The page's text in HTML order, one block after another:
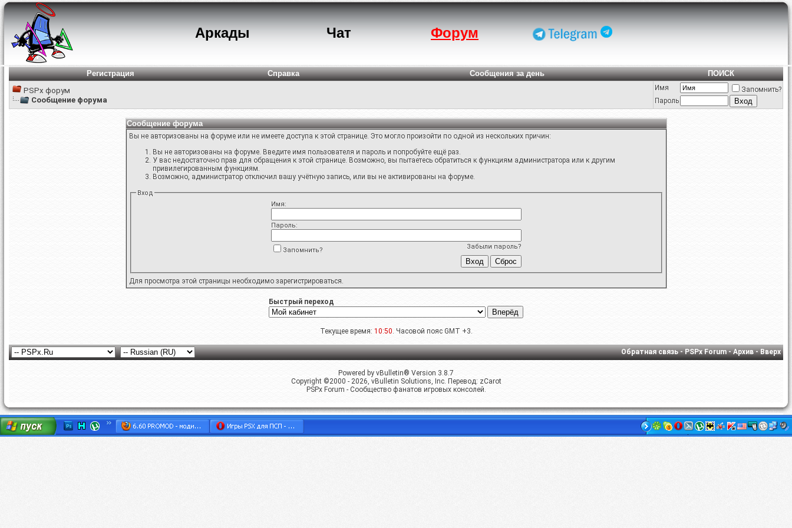
Аркады Чат Форум
Регистрация Справка Сообщения за день
ПОИСК
PSPx форум
Сообщение форума
Имя
Запомнить?
Пароль
Сообщение форума
Вы не авторизованы на форуме или не имеете доступа к этой странице. Это могло произойти по одной из нескольких причин:
Вы не авторизованы на форуме. Введите имя пользователя и пароль и попробуйте ещё раз.
У вас недостаточно прав для обращения к этой странице. Возможно, вы пытаетесь обратиться к функциям администратора или к другим
привилегированным функциям.
Возможно, администратор отключил вашу учётную запись, или вы не активированы на форуме.
Вход
Имя:
Пароль:
Забыли пароль?
Запомнить?
Для просмотра этой страницы необходимо зарегистрироваться.
Быстрый переход
Текущее время: 10:50. Часовой пояс GMT +3.
Обратная связь-PSPx Forum-Архив-Вверх
Powered by vBulletin® Version 3.8.7
Copyright ©2000 - 2026, vBulletin Solutions, Inc. Перевод: zCarot
PSPx Forum - Сообщество фанатов игровых консолей.